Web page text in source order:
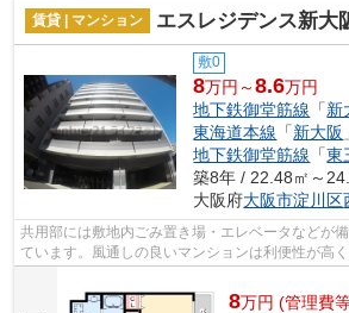
賃貸 | マンション エスレジデンス新大
敷0
8万円～8.6万円
地下鉄御堂筋線 「新
東海道本線 「新大阪
地下鉄御堂筋線 「東
築8年 / 22.48㎡～
大阪府大阪市淀川区
共用部には敷地内ごみ置き場・エレベータなどが
ています。風通しの良いマンションは利便性が高
8万円 (管理費